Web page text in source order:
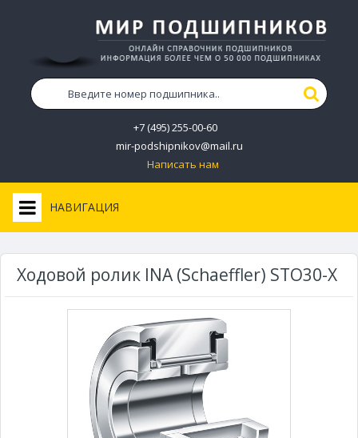
+7 (495) 255-00-60
mir-podshipnikov@mail.ru
Написать нам
НАВИГАЦИЯ
Ходовой ролик INA (Schaeffler) STO30-X